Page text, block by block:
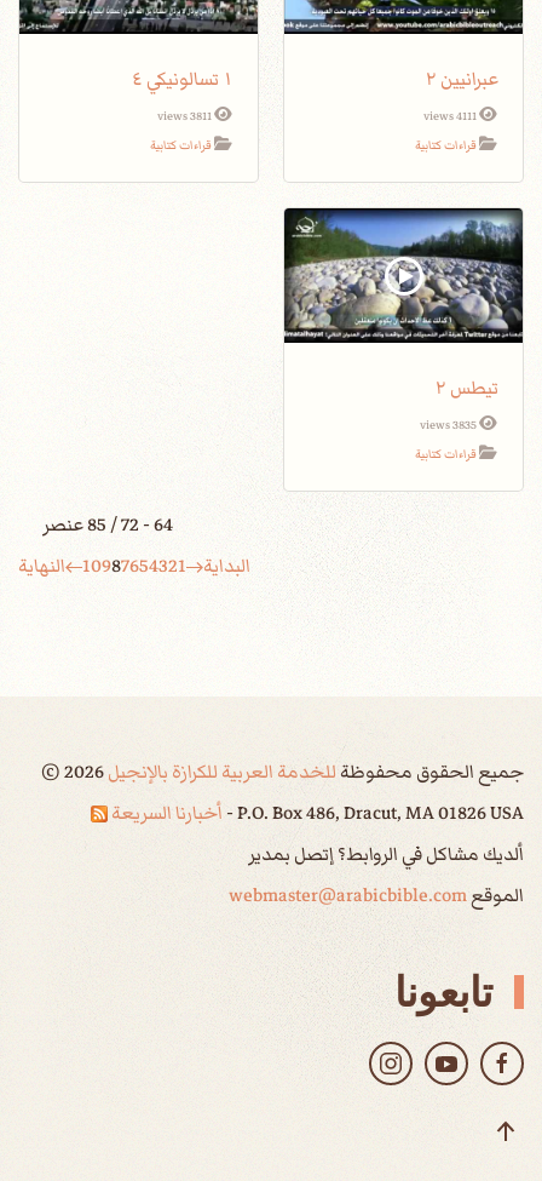
عبرانيين ٢
4111 views
قراءات كتابية
١ تسالونيكي ٤
3811 views
قراءات كتابية
تيطس ٢
3835 views
قراءات كتابية
64 - 72 / 85 عنصر
البداية
1
2
3
4
5
6
7
8
9
10 النهاية
جميع الحقوق محفوظةللخدمة العربية للكرازة بالإنجيل ©2026
P.O. Box 486, Dracut, MA 01826 USA - أخبارنا السريعة
ألديك مشاكل في الروابط؟ إتصل بمدير
الموقعwebmaster@arabicbible.com
تابعونا